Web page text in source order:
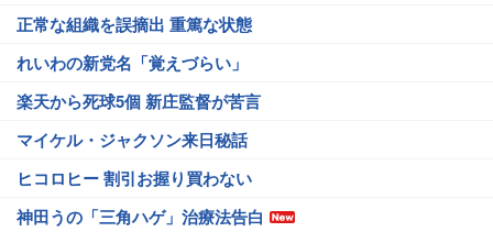
正常な組織を誤摘出 重篤な状態
れいわの新党名「覚えづらい」
楽天から死球5個 新庄監督が苦言
マイケル・ジャクソン来日秘話
ヒコロヒー 割引お握り買わない
神田うの「三角ハゲ」治療法告白